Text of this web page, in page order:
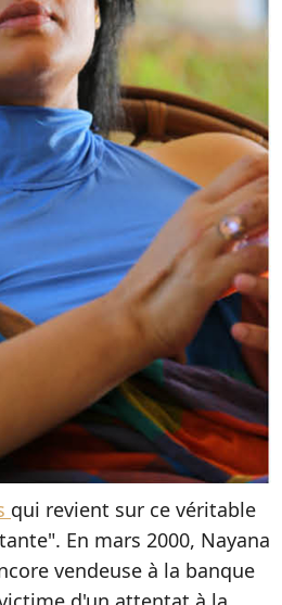
qui revient sur ce véritable
En mars 2000, Nayana
vendeuse à la banque